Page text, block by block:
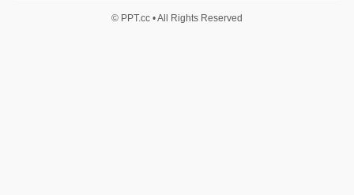
© PPT.cc • All Rights Reserved